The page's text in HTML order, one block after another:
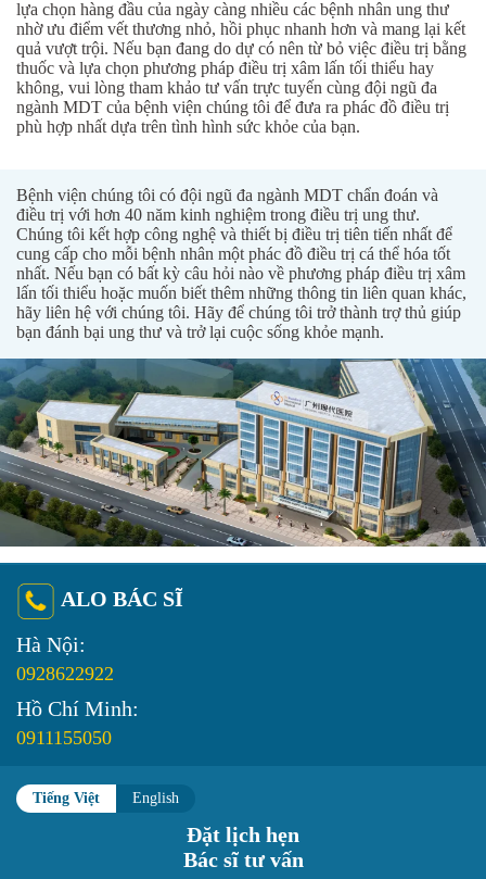
lựa chọn hàng đầu của ngày càng nhiều các bệnh nhân ung thư
nhờ ưu điểm vết thương nhỏ, hồi phục nhanh hơn và mang lại kết
quả vượt trội. Nếu bạn đang do dự có nên từ bỏ việc điều trị bằng
thuốc và lựa chọn phương pháp điều trị xâm lấn tối thiểu hay
không, vui lòng tham khảo tư vấn trực tuyến cùng đội ngũ đa
ngành MDT của bệnh viện chúng tôi để đưa ra phác đồ điều trị
phù hợp nhất dựa trên tình hình sức khỏe của bạn.
Bệnh viện chúng tôi có đội ngũ đa ngành MDT chẩn đoán và
điều trị với hơn 40 năm kinh nghiệm trong điều trị ung thư.
Chúng tôi kết hợp công nghệ và thiết bị điều trị tiên tiến nhất để
cung cấp cho mỗi bệnh nhân một phác đồ điều trị cá thể hóa tốt
nhất. Nếu bạn có bất kỳ câu hỏi nào về phương pháp điều trị xâm
lấn tối thiểu hoặc muốn biết thêm những thông tin liên quan khác,
hãy liên hệ với chúng tôi. Hãy để chúng tôi trở thành trợ thủ giúp
bạn đánh bại ung thư và trở lại cuộc sống khỏe mạnh.
ALO BÁC SĨ
Hà Nội:
0928622922
Hồ Chí Minh:
0911155050
Tiếng Việt English
Đặt lịch hẹn
Bác sĩ tư vấn